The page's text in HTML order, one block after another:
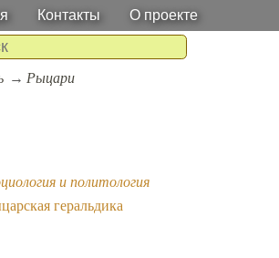
Контакты О проекте
Рыцари
и политология
геральдика